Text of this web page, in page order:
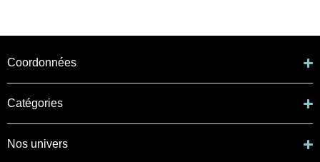
Coordonnées
Catégories
Nos univers